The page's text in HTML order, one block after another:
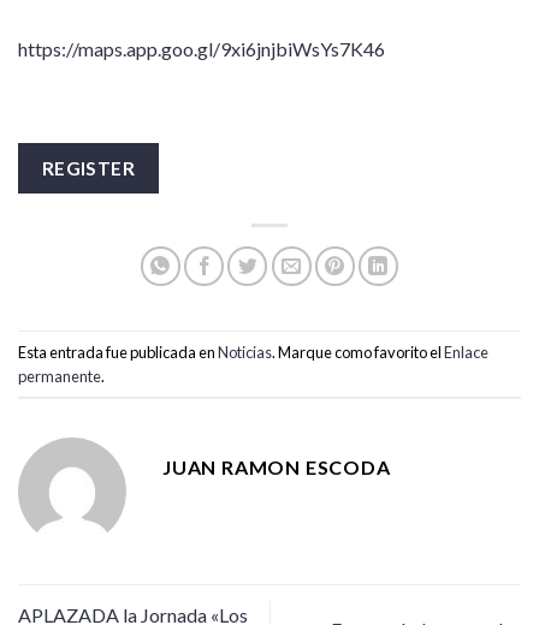
https://maps.app.goo.gl/9xi6jnjbiWsYs7K46
Esta entrada fue publicada enNoticias. Marque como favorito elEnlace
permanente.
JUAN RAMON ESCODA
APLAZADA la Jornada «Los